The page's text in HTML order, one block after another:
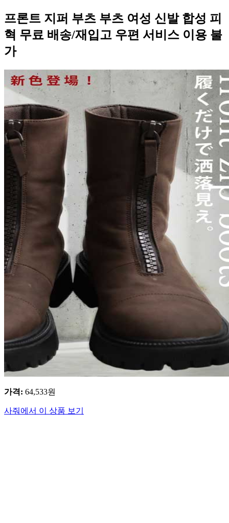
프론트 지퍼 부츠 부츠 여성 신발 합성 피
혁 무료 배송/재입고 우편 서비스 이용 불
가
가격: 64,533원
사줘에서 이 상품 보기